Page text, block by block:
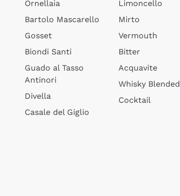
Ornellaia
Bartolo Mascarello
Gosset
Biondi Santi
Guado al Tasso
Antinori
Divella
Casale del Giglio
Limoncello
Mirto
Vermouth
Bitter
Acquavite
Whisky Blended
Cocktail